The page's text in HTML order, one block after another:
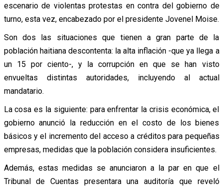
escenario de violentas protestas en contra del gobierno de
turno, esta vez, encabezado por el presidente Jovenel Moise.
Son dos las situaciones que tienen a gran parte de la
población haitiana descontenta: la alta inflación -que ya llega a
un 15 por ciento-, y la corrupción en que se han visto
envueltas distintas autoridades, incluyendo al actual
mandatario.
La cosa es la siguiente: para enfrentar la crisis económica, el
gobierno anunció la reducción en el costo de los bienes
básicos y el incremento del acceso a créditos para pequeñas
empresas, medidas que la población considera insuficientes.
Además, estas medidas se anunciaron a la par en que el
Tribunal de Cuentas presentara una auditoría que reveló